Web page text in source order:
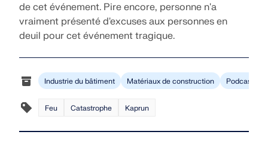
de cet événement. Pire encore, personne n'a
vraiment présenté d'excuses aux personnes en
deuil pour cet événement tragique.
Industrie du bâtiment Matériaux de construction Podcast
Feu Catastrophe Kaprun